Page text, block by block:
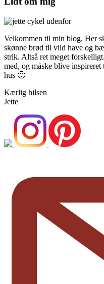
Velkommen til min blog. Her
skønne brød til vild have og
strik. Altså ret meget
med, og måske blive
hus 🙂
Kærlig hilsen
Jette